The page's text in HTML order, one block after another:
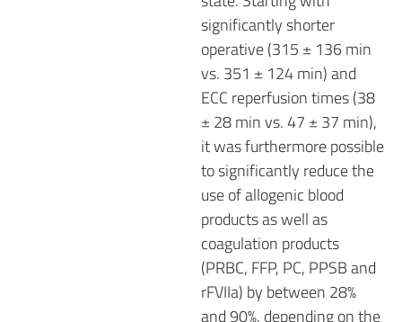
significantly shorter
operative (315 ± 136 min
vs. 351 ± 124 min) and
ECC reperfusion times (38
± 28 min vs. 47 ± 37 min),
it was furthermore possible
to significantly reduce the
use of allogenic blood
products as well as
coagulation products
(PRBC, FFP, PC, PPSB and
rFVIIa) by between 28%
and 90%, depending on the